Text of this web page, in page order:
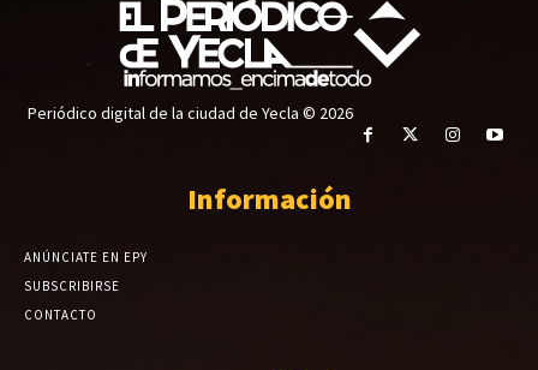
Periódico digital de la ciudad de Yecla © 2026
Información
ANÚNCIATE EN EPY
SUBSCRIBIRSE
CONTACTO